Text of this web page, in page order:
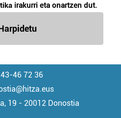
irakurri eta onartzen dut.
46 72 36
19 - 20012 Donostia